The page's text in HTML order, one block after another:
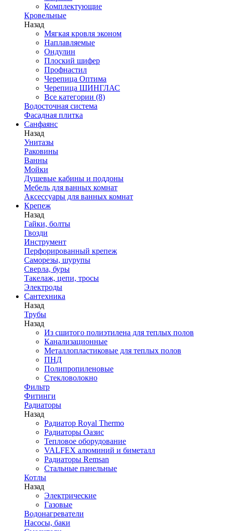
Комплектующие
Кровельные
Назад
Мягкая кровля эконом
Наплавляемые
Ондулин
Плоский шифер
Профнастил
Черепица Оптима
Черепица ШИНГЛАС
Все категории (8)
Водосточная система
Фасадная плитка
Санфаянс
Назад
Унитазы
Раковины
Ванны
Мойки
Душевые кабины и поддоны
Мебель для ванных комнат
Аксессуары для ванных комнат
Крепеж
Назад
Гайки, болты
Гвозди
Инструмент
Перфорированный крепеж
Саморезы, шурупы
Сверла, буры
Такелаж, цепи, тросы
Электроды
Сантехника
Назад
Трубы
Назад
Из сшитого полиэтилена для теплых полов
Канализационные
Металлопластиковые для теплых полов
ПНД
Полипропиленовые
Стекловолокно
Фильтр
Фитинги
Радиаторы
Назад
Радиатор Royal Thermo
Радиаторы Оазис
Тепловое оборудование
VALFEX алюминий и биметалл
Радиаторы Remsan
Стальные панельные
Котлы
Назад
Электрические
Газовые
Водонагреватели
Насосы, баки